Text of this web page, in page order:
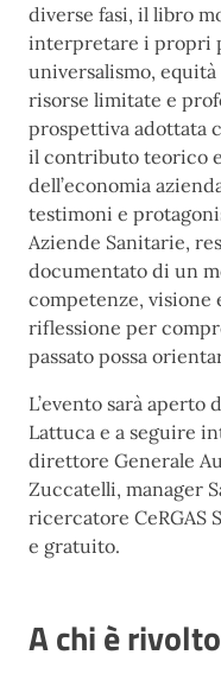
diverse fasi, il libro
interpretare i propri
universalismo,
risorse limitate e
prospettiva adottata
il contributo teorico
dell’economia
testimoni e
Aziende Sanitarie,
documentato di un
competenze, visione
riflessione per
passato possa
L’evento sarà aperto
Lattuca e a seguire
direttore Generale
Zuccatelli, manager
ricercatore CeRGAS
e gratuito.
A chi è rivolto